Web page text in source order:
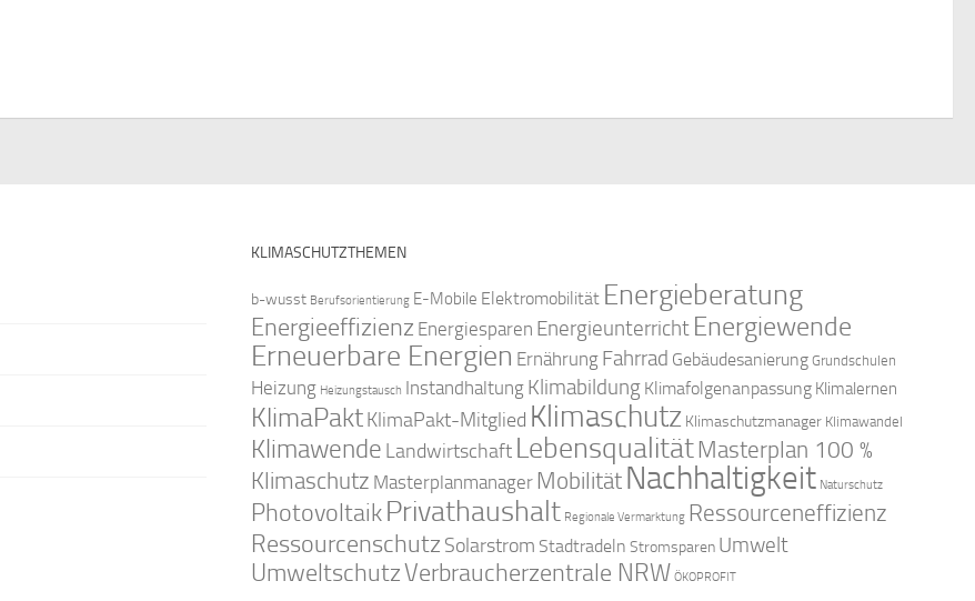
KLIMASCHUTZTHEMEN
b-wusst Berufsorientierung E-Mobile Elektromobilität Energieberatung
Energieeffizienz Energiesparen Energieunterricht Energiewende
Erneuerbare Energien Ernährung Fahrrad Gebäudesanierung Grundschulen
Heizung Heizungstausch Instandhaltung Klimabildung Klimafolgenanpassung Klimalernen
KlimaPaktKlimaPakt-Mitglied Klimaschutz Klimaschutzmanager Klimawandel
Klimawende Landwirtschaft LebensqualitätMasterplan 100 %
Klimaschutz Masterplanmanager Mobilität Nachhaltigkeit Naturschutz
PhotovoltaikPrivathaushalt Regionale Vermarktung Ressourceneffizienz
Ressourcenschutz Solarstrom Stadtradeln Stromsparen Umwelt
UmweltschutzVerbraucherzentrale NRW ÖKOPROFIT